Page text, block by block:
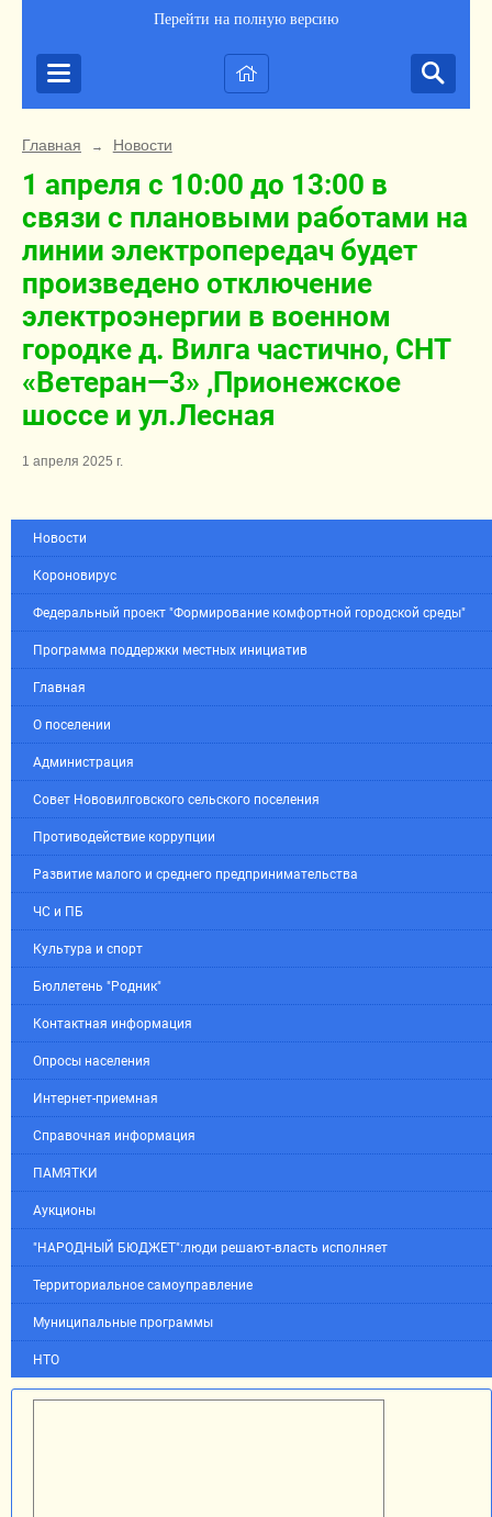
Перейти на полную версию
Главная → Новости
1 апреля с 10:00 до 13:00 в
связи с плановыми работами на
линии электропередач будет
произведено отключение
электроэнергии в военном
городке д. Вилга частично, СНТ
«Ветеран—3» ,Прионежское
шоссе и ул.Лесная
1 апреля 2025 г.
Новости
Короновирус
Федеральный проект "Формирование комфортной городской среды"
Программа поддержки местных инициатив
Главная
О поселении
Администрация
Совет Нововилговского сельского поселения
Противодействие коррупции
Развитие малого и среднего предпринимательства
ЧС и ПБ
Культура и спорт
Бюллетень "Родник"
Контактная информация
Опросы населения
Интернет-приемная
Справочная информация
ПАМЯТКИ
Аукционы
"НАРОДНЫЙ БЮДЖЕТ":люди решают-власть исполняет
Территориальное самоуправление
Муниципальные программы
НТО